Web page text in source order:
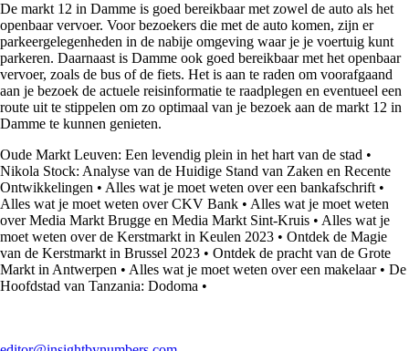
De markt 12 in Damme is goed bereikbaar met zowel de auto als het
openbaar vervoer. Voor bezoekers die met de auto komen, zijn er
parkeergelegenheden in de nabije omgeving waar je je voertuig kunt
parkeren. Daarnaast is Damme ook goed bereikbaar met het openbaar
vervoer, zoals de bus of de fiets. Het is aan te raden om voorafgaand
aan je bezoek de actuele reisinformatie te raadplegen en eventueel een
route uit te stippelen om zo optimaal van je bezoek aan de markt 12 in
Damme te kunnen genieten.
Oude Markt Leuven: Een levendig plein in het hart van de stad •
Nikola Stock: Analyse van de Huidige Stand van Zaken en Recente
Ontwikkelingen • Alles wat je moet weten over een bankafschrift •
Alles wat je moet weten over CKV Bank • Alles wat je moet weten
over Media Markt Brugge en Media Markt Sint-Kruis • Alles wat je
moet weten over de Kerstmarkt in Keulen 2023 • Ontdek de Magie
van de Kerstmarkt in Brussel 2023 • Ontdek de pracht van de Grote
Markt in Antwerpen • Alles wat je moet weten over een makelaar• De
Hoofdstad van Tanzania: Dodoma •